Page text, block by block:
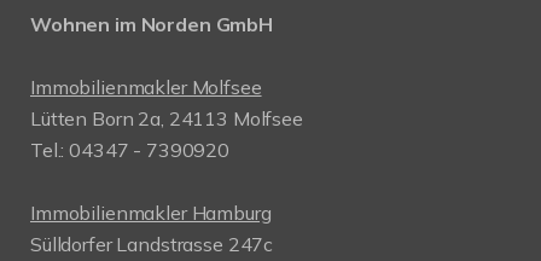
Wohnen im Norden GmbH
Immobilienmakler Molfsee
Lütten Born 2a, 24113 Molfsee
Tel.: 04347 - 7390920
Immobilienmakler Hamburg
Sülldorfer Landstrasse 247c